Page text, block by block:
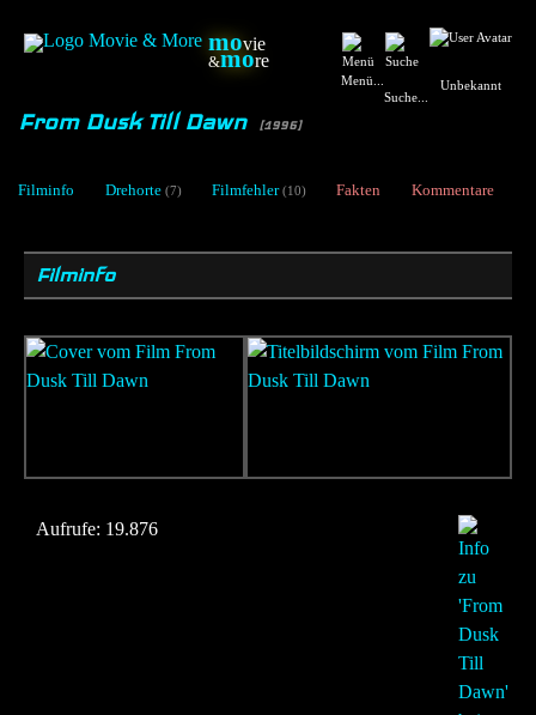
movie
&more
Menü...
Suche...
Unbekannt
From Dusk Till Dawn [1996]
Filminfo Drehorte (7) Filmfehler (10) Fakten Kommentare
Filminfo
Aufrufe: 19.876